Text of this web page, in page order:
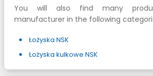
You will also find many
manufacturer in the following
Łożyska NSK
Łożyska kulkowe NSK